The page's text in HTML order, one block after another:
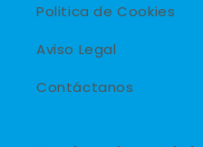
Politica de Cookies
Aviso Legal
Contáctanos